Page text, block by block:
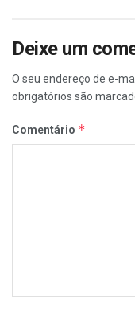
Deixe um
O seu endereço de e-
obrigatórios são
Comentário *